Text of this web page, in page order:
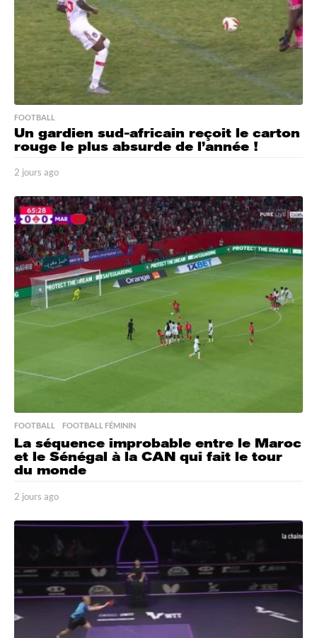
FOOTBALL
Un gardien sud-africain reçoit le carton
rouge le plus absurde de l’année !
2 jours ago
o
u
r
s
a
g
o
FOOTBALL ,FOOTBALL FÉMININ
La séquence improbable entre le Maroc
et le Sénégal à la CAN qui fait le tour
du monde
2 jours ago
o
r
a
g